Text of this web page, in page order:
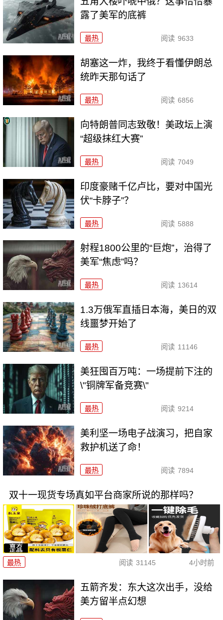
露了美军的底裤
最热 阅读 9633
胡塞这一炸，我终于看懂伊朗总
统昨天那句话了
最热 阅读 6856
向特朗普同志致敬！美政坛上演
“超级抹红大赛”
最热 阅读 7049
印度豪赌千亿卢比，要对中国光
伏“卡脖子”？
最热 阅读 5888
射程1800公里的“巨炮”，治得了
美军“焦虑”吗？
最热 阅读 13614
1.3万俄军直插日本海，美日的双
线噩梦开始了
最热 阅读 11146
美狂囤百万吨：一场提前下注的
\"铜牌军备竞赛\"
最热 阅读 9214
美利坚一场电子战演习，把自家
救护机送了命！
最热 阅读 7894
双十一现货专场真如平台商家所说的那样吗？
最热 阅读 31145 4小时前
五箭齐发：东大这次出手，没给
美方留半点幻想